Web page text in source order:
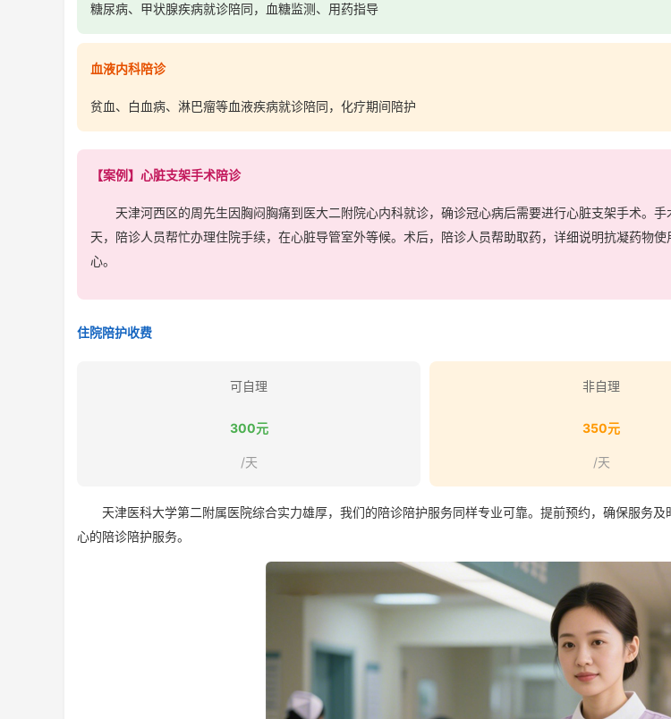
糖尿病、甲状腺疾病就诊陪同，血糖监测、用药指导
血液内科陪诊
贫血、白血病、淋巴瘤等血液疾病就诊陪同，化疗期间陪护
【案例】心脏支架手术陪诊
天津河西区的周先生因胸闷胸痛到医大二附院心内科就诊，确诊冠心病后需要进行心脏支架手术。
天，陪诊人员帮忙办理住院手续，在心脏导管室外等候。术后，陪诊人员帮助取药，详细说明抗凝药物
心。
住院陪护收费
可自理
300元
/天
非自理
350元
/天
天津医科大学第二附属医院综合实力雄厚，我们的陪诊陪护服务同样专业可靠。提前预约，确保服务
心的陪诊陪护服务。